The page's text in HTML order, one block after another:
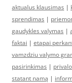
aktualus klausimas |
sprendimas |
gaudykles valymas |
faktai | etapai
vamzdziu valymo
pasirinkimas |
statant namą |